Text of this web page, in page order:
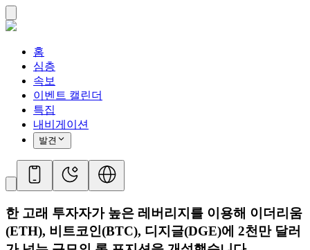
홈
심층
속보
이벤트 캘린더
특집
내비게이션
발견
한 고래 투자자가 높은 레버리지를 이용해 이더리움
(ETH), 비트코인(BTC), 디지글(DGE)에 2천만 달러